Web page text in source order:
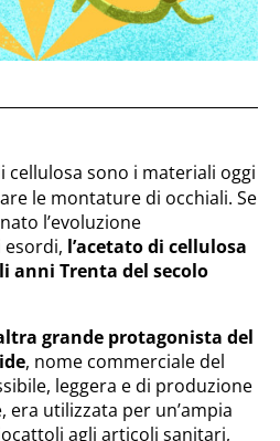
cellulosa sono i materiali oggi
le montature di occhiali. Se
l’evoluzione
esordi, l’acetato di cellulosa
anni Trenta del secolo
grande protagonista del
, nome commerciale del
leggera e di produzione
era utilizzata per un’ampia
agli articoli sanitari,